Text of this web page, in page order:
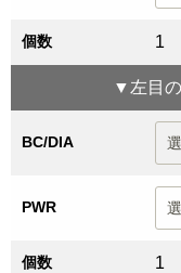
個数 1
▼ 左目
BC/DIA
PWR
個数 1